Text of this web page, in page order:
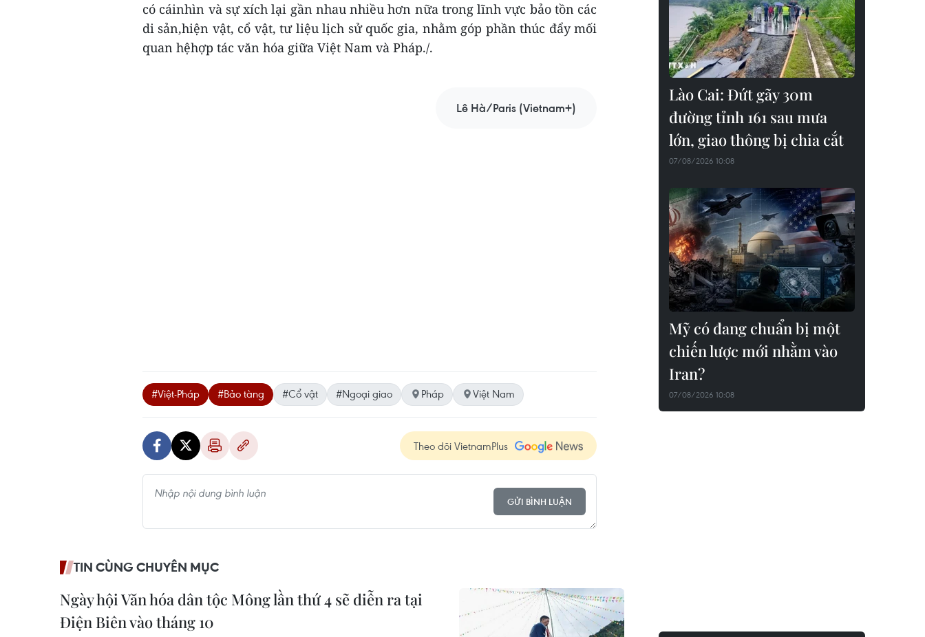
có cáinhìn và sự xích lại gần nhau nhiều hơn nữa trong lĩnh vực bảo tồn các
di sản,hiện vật, cổ vật, tư liệu lịch sử quốc gia, nhằm góp phần thúc đẩy mối
quan hệhợp tác văn hóa giữa Việt Nam và Pháp./.
Lê Hà/Paris (Vietnam+)
#Việt-Pháp #Bảo tàng #Cổ vật #Ngoại giao Pháp Việt Nam
Theo dõi VietnamPlus
GỬI BÌNH LUẬN
TIN CÙNG CHUYÊN MỤC
Ngày hội Văn hóa dân tộc Mông lần thứ 4 sẽ diễn ra tại
Điện Biên vào tháng 10
Lào Cai: Đứt gãy 30m
đường tỉnh 161 sau mưa
lớn, giao thông bị chia cắt
07/08/2026 10:08
Mỹ có đang chuẩn bị một
chiến lược mới nhằm vào
Iran?
07/08/2026 10:08